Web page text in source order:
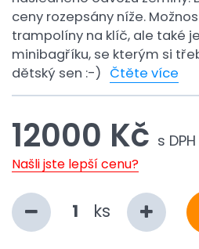
ceny rozepsány níže.
trampolíny na klíč, ale také
minibagříku, se kterým si
dětský sen :-) Čtěte více
12000 Kč s DPH
Našli jste lepší cenu?
ks